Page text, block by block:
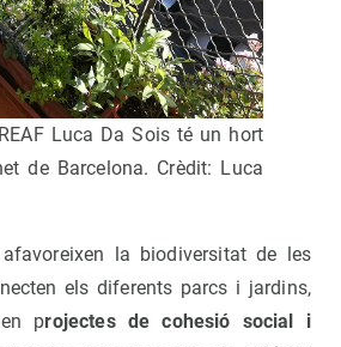
Luca Da Sois té un hort
de Barcelona. Crèdit: Luca
afavoreixen la biodiversitat de les
els diferents parcs i jardins,
projectes de cohesió social i